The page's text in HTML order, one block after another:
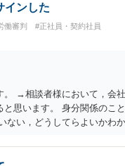
インした
働審判 #正社員・契約社員
→相談者様において，会
思います。 身分関係のこ
い，どうしてらよいかわ